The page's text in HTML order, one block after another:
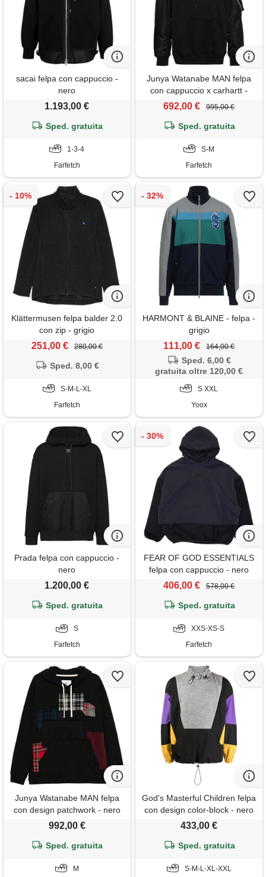
sacai felpa con cappuccio -
nero
1.193,00 €
Sped. gratuita
1-3-4
Farfetch
Junya Watanabe MAN felpa
con cappuccio x carhartt -
nero
692,00 € 995,00 €
Sped. gratuita
S-M
Farfetch
Klättermusen felpa balder 2.0
con zip - grigio
251,00 € 280,00 €
Sped. 8,00 €
S-M-L-XL
Farfetch
HARMONT & BLAINE - felpa -
grigio
111,00 € 164,00 €
Sped. 6,00 €
gratuita oltre 120,00 €
S XXL
Yoox
Prada felpa con cappuccio -
nero
1.200,00 €
Sped. gratuita
S
Farfetch
FEAR OF GOD ESSENTIALS
felpa con cappuccio - nero
406,00 € 578,00 €
Sped. gratuita
XXS-XS-S
Farfetch
Junya Watanabe MAN felpa
con design patchwork - nero
992,00 €
Sped. gratuita
M
God's Masterful Children felpa
con design color-block - nero
433,00 €
Sped. gratuita
S-M-L-XL-XXL